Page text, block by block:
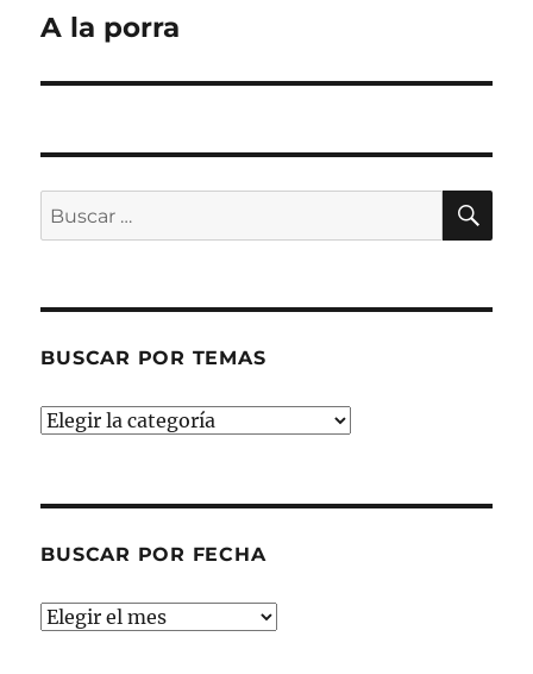
Entrada
A la porra
Buscar
por:
BUSCAR POR TEMAS
Buscar
BUSCAR POR FECHA
Buscar